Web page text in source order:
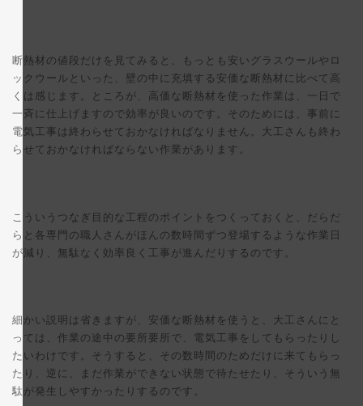
断熱材の値段だけを見てみると、もっとも安いグラスウールやロ
ックウールといった、壁の中に充填する安価な断熱材に比べて高
くは感じます。ところが、高価な断熱材を使った作業は、一日で
一斉に仕上げますので効率が良いのです。そのためには、事前に
電気工事は終わらせておかなければなりません。大工さんも終わ
らせておかなければならない作業があります。
こういうつなぎ目的な工程のポイントをつくっておくと、だらだ
らと各専門の職人さんがほんの数時間ずつ登場するような作業日
が減り、無駄なく効率良く工事が進んだりするのです。
細かい説明は省きますが、安価な断熱材を使うと、大工さんにと
っては、作業の途中の要所要所で、電気工事をしてもらったりし
たいわけです。そうすると、その数時間のためだけに来てもらっ
たり、逆に、まだ作業ができない状態で待たせたり、そういう無
駄が発生しやすかったりするのです。